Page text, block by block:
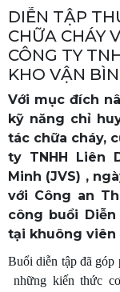
DIỄN TẬP
CHỮA CHÁY
CÔNG TY
KHO VẬN
Với mục đích
kỹ năng chỉ
tác chữa cháy,
ty TNHH Liên
Minh (JVS) ,
với Công an
công buổi Diễn
tại khuông viên
Buổi diễn tập đã góp
những kiến thức